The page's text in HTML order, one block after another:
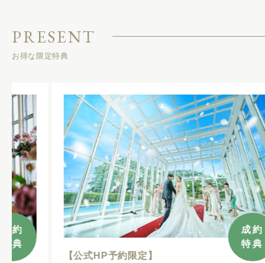
PRESENT
お得な限定特典
成約
【公式HP予約限定】